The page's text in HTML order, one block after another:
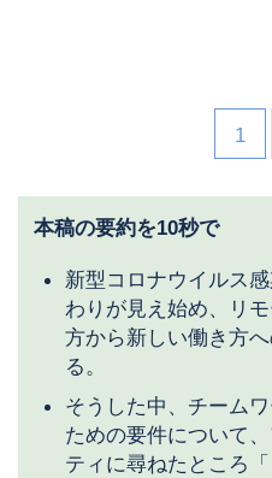
1
本稿の要約を10秒で
新型コロナウイルス
わりが見え始め、リ
方から新しい働き方
る。
そうした中、チーム
ための要件について
ティに尋ねたところ